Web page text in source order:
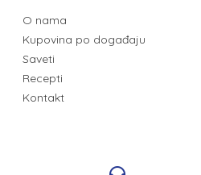
O nama
Kupovina po događaju
Saveti
Recepti
Kontakt